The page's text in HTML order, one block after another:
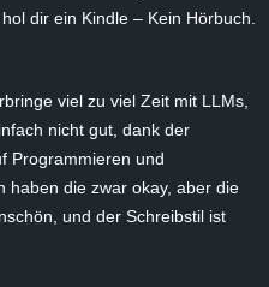
dir ein Kindle – Kein Hörbuch.
viel zu viel Zeit mit LLMs,
nicht gut, dank der
Programmieren und
haben die zwar okay, aber die
und der Schreibstil ist